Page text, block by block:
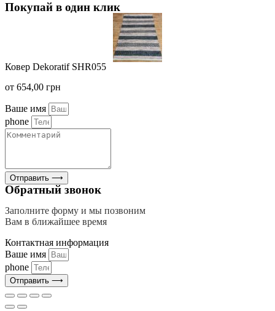
Покупай в один клик
Ковер Dekoratif SHR055
от 654,00 грн
Ваше имя
phone
Отправить ⟶
Обратный звонок
Заполните форму и мы позвоним
Вам в ближайшее время
Контактная информация
Ваше имя
phone
Отправить ⟶